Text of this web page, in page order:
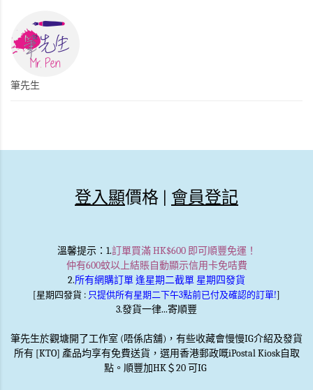
筆先生
登入顯價格 | 會員登記
溫馨提示：1.訂單買滿 HK$600 即可順豐免運！
仲有600蚊以上結賬自動顯示信用卡免咭費
2.所有網購訂單 逢星期二截單 星期四發貨
[星期四發貨 : 只提供所有星期二下午3點前已付及確認的訂單!]
3.發貨一律...寄順豐
筆先生於觀塘開了工作室 (唔係店舖)，有些收藏會慢慢IG介紹及發貨
所有 [KTO] 產品均享有免費送貨，選用香港郵政嘅iPostal Kiosk自取
點。順豐加HK＄20 可IG